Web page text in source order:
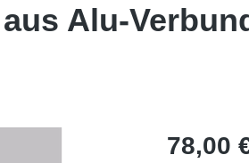
Alu-
Regulärer
78,00